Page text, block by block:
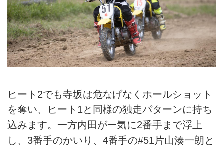
ヒート2でも寺坂は危なげなくホールショット
を奪い、ヒート1と同様の独走パターンに持ち
込みます。一方内田が一気に2番手まで浮上
し、3番手のかいり、4番手の#51片山湊一朗と